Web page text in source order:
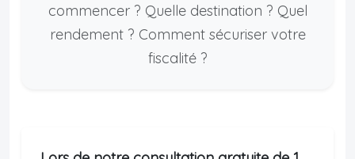
commencer ? Quelle destination ? Quel
rendement ? Comment sécuriser votre
fiscalité ?